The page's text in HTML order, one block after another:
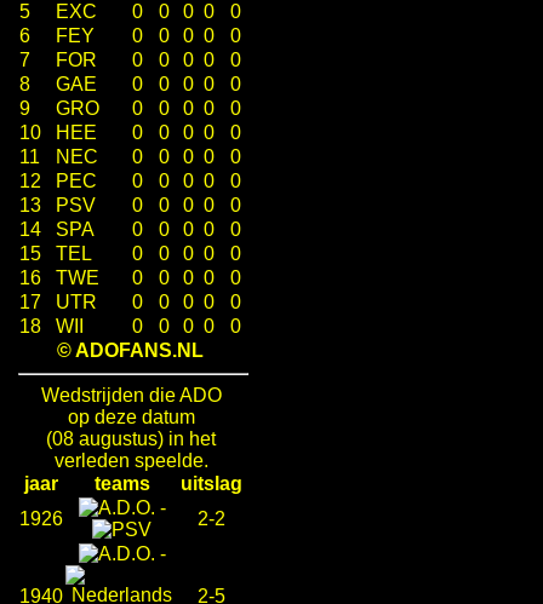
5
EXC 0 0 0 0
0
6
FEY 0 0 0 0
0
7
FOR 0 0 0 0
0
8
GAE 0 0 0 0
0
9
GRO 0 0 0 0
0
10
HEE 0 0 0 0
0
11
NEC 0 0 0 0
0
12
PEC 0 0 0 0
0
13
PSV 0 0 0 0
0
14
SPA 0 0 0 0
0
15
TEL 0 0 0 0
0
16
TWE 0 0 0 0
0
17
UTR 0 0 0 0
0
18
WII 0 0 0 0
0
© ADOFANS.NL
Wedstrijden die ADO
op deze datum
(08 augustus) in het
verleden speelde.
jaar
teams
uitslag
1926
-
2-2
1940
-
2-5